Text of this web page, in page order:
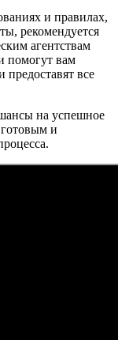
и правилах,
рекомендуется
агентствам
помогут вам
предоставят все
на успешное
и